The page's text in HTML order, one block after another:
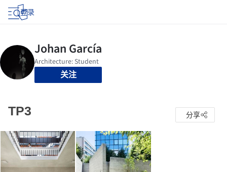
登录
关注
TP3 分享